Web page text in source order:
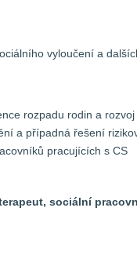
vyloučení a
rozpadu rodin a
a případná řešení
pracujících s CS
sociální